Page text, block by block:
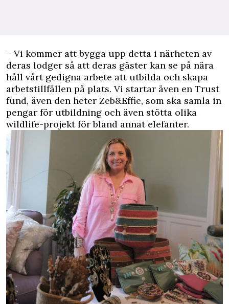
– Vi kommer att bygga upp detta i närheten av
deras lodger så att deras gäster kan se på nära
håll vårt gedigna arbete att utbilda och skapa
arbetstillfällen på plats. Vi startar även en Trust
fund, även den heter Zeb&Effie, som ska samla in
pengar för utbildning och även stötta olika
wildlife-projekt för bland annat elefanter.